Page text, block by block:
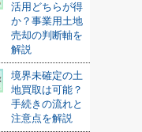
活用どちらが得
か？事業用土地
売却の判断軸を
解説
境界未確定の土
地買取は可能？
手続きの流れと
注意点を解説